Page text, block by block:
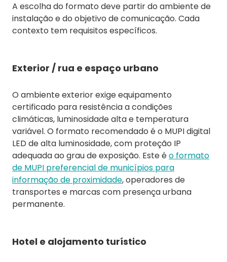
A escolha do formato deve partir do ambiente de
instalação e do objetivo de comunicação. Cada
contexto tem requisitos específicos.
Exterior / rua e espaço urbano
O ambiente exterior exige equipamento
certificado para resistência a condições
climáticas, luminosidade alta e temperatura
variável. O formato recomendado é o MUPI digital
LED de alta luminosidade, com proteção IP
adequada ao grau de exposição. Este éo formato
de MUPI preferencial de municípios para
informação de proximidade, operadores de
transportes e marcas com presença urbana
permanente.
Hotel e alojamento turístico